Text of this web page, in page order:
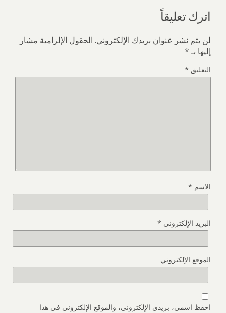
اترك تعليقاً
لن يتم نشر عنوان بريدك الإلكتروني. الحقول الإلزامية مشار
إليها بـ*
التعليق *
الاسم *
البريد الإلكتروني *
الموقع الإلكتروني
احفظ اسمي، بريدي الإلكتروني، والموقع الإلكتروني في هذا